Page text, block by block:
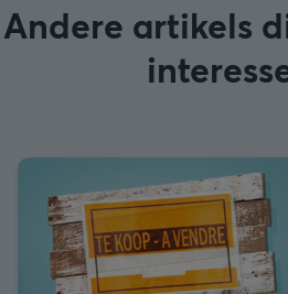
Andere artikels